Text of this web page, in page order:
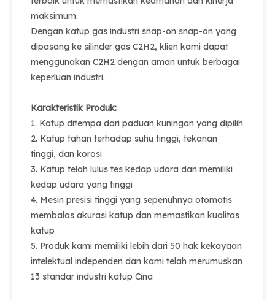
maksimum.
Dengan katup gas industri snap-on snap-on yang
dipasang ke silinder gas C2H2, klien kami dapat
menggunakan C2H2 dengan aman untuk berbagai
keperluan industri.
Karakteristik Produk:
1. Katup ditempa dari paduan kuningan yang dipilih
2. Katup tahan terhadap suhu tinggi, tekanan
tinggi, dan korosi
3. Katup telah lulus tes kedap udara dan memiliki
kedap udara yang tinggi
4. Mesin presisi tinggi yang sepenuhnya otomatis
membalas akurasi katup dan memastikan kualitas
katup
5. Produk kami memiliki lebih dari 50 hak kekayaan
intelektual independen dan kami telah merumuskan
13 standar industri katup Cina